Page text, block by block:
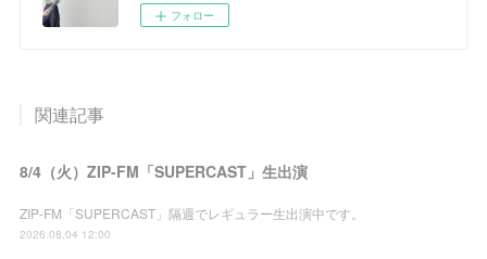
フォロー
関連記事
8/4（火）ZIP-FM「SUPERCAST」生出演
ZIP-FM「SUPERCAST」隔週でレギュラー生出演中です。
2026.08.04 12:00